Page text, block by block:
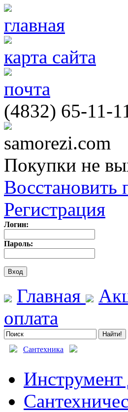
главная
карта сайта
почта
(4832) 65-11-
samorezi.com
Покупки не
Восстановить
Регистрация
Логин:
Пароль:
Главная
оплата
Сантехника
Инструмент